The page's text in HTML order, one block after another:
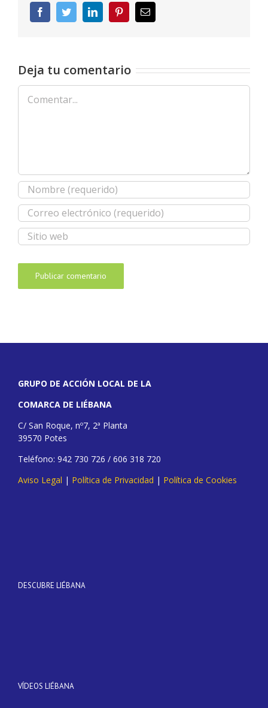
FacebookTwitterLinkedInPinterestCorreo
electrónico
Deja tu comentario
Comentar
GRUPO DE ACCIÓN LOCAL DE LA
COMARCA DE LIÉBANA
C/ San Roque, nº7, 2ª Planta
39570 Potes
Teléfono: 942 730 726 / 606 318 720
Aviso Legal | Política de Privacidad | Política de Cookies
DESCUBRE LIÉBANA
VÍDEOS LIÉBANA